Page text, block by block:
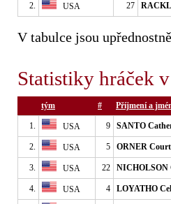
2. USA 27
V tabulce jsou
Statistiky hráček
tým # Příjmení a
1. USA 9 SANTO
2. USA 5 ORNER
3. USA 22 NICHOLSON
4. USA 4 LOYATHO